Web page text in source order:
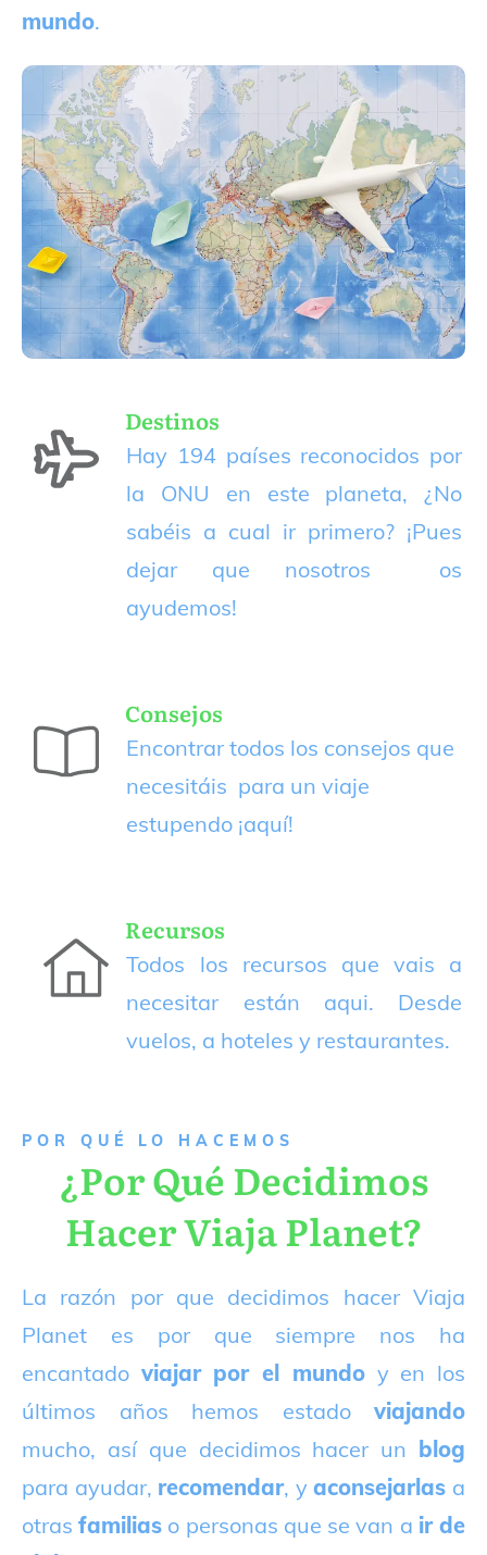
mundo.
Destinos
Hay 194 países reconocidos por
la ONU en este planeta, ¿No
sabéis a cual ir primero? ¡Pues
dejar que nosotros os
ayudemos!
Consejos
Encontrar todos los consejos que
necesitáis para un viaje
estupendo ¡aquí!
Recursos
Todos los recursos que vais a
necesitar están aqui. Desde
vuelos, a hoteles y restaurantes.
P OR QUÉ LO HACEMOS
¿Por Qué Decidimos
Hacer Viaja Planet?
La razón por que decidimos hacer Viaja
Planet es por que siempre nos ha
encantado viajar por el mundoy en los
últimos años hemos estado viajando
mucho, así que decidimos hacer un blog
para ayudar, recomendar, yaconsejarlas a
otrasfamilias o personas que se van a ir de